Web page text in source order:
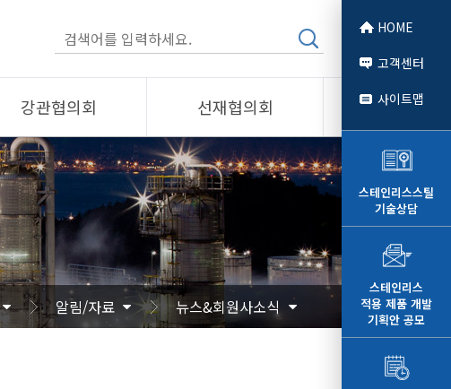
강관협의회
제품 소개
회원사
협의회 소개
공지/자료
기술자문
사진/영상
선재협의회
제품소개
회원사
선재협의회
알림/자료
사진/영상
알림/자료 뉴스&회원사소식
HOME
고객센터
사이트맵
스테인리스스틸
기술상담
스테인리스
적용 제품 개발
기획안 공모